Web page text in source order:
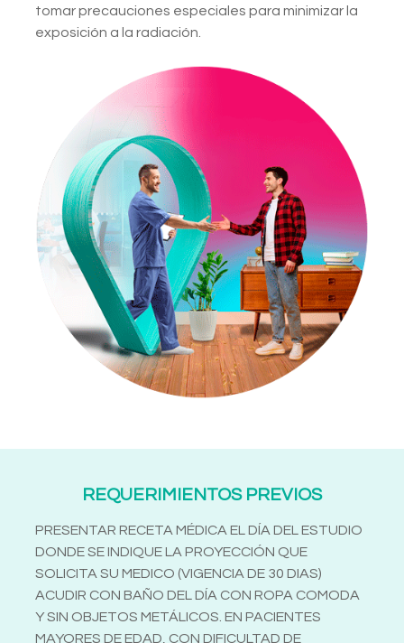
tomar precauciones especiales para minimizar la
exposición a la radiación.
REQUERIMIENTOS PREVIOS
PRESENTAR RECETA MÉDICA EL DÍA DEL ESTUDIO
DONDE SE INDIQUE LA PROYECCIÓN QUE
SOLICITA SU MEDICO (VIGENCIA DE 30 DIAS)
ACUDIR CON BAÑO DEL DÍA CON ROPA COMODA
Y SIN OBJETOS METÁLICOS. EN PACIENTES
MAYORES DE EDAD, CON DIFICULTAD DE